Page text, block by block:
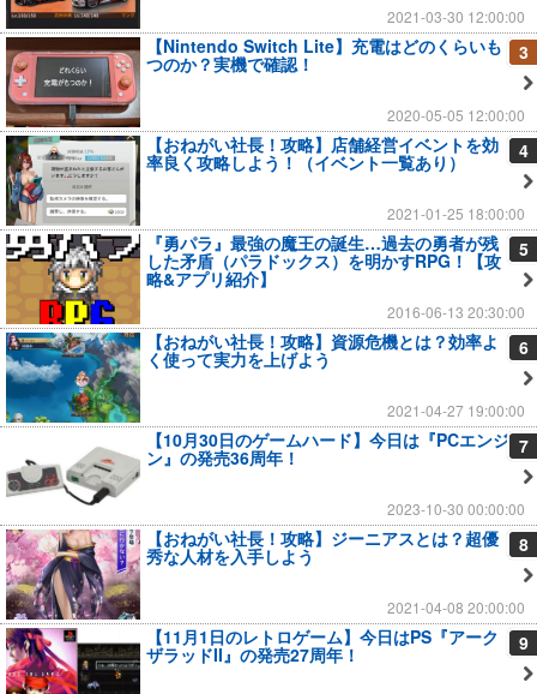
2021-03-30 12:00:00
3
【Nintendo Switch Lite】充電はどのくらいも
つのか？実機で確認！
2020-05-05 12:00:00
4
【おねがい社長！攻略】店舗経営イベントを効
率良く攻略しよう！（イベント一覧あり）
2021-01-25 18:00:00
5
『勇パラ』最強の魔王の誕生…過去の勇者が残
した矛盾（パラドックス）を明かすRPG！【攻
略&アプリ紹介】
2016-06-13 20:30:00
6
【おねがい社長！攻略】資源危機とは？効率よ
く使って実力を上げよう
2021-04-27 19:00:00
7
【10月30日のゲームハード】今日は『PCエンジ
ン』の発売36周年！
2023-10-30 00:00:00
8
【おねがい社長！攻略】ジーニアスとは？超優
秀な人材を入手しよう
2021-04-08 20:00:00
9
【11月1日のレトロゲーム】今日はPS『アーク
ザラッドII』の発売27周年！